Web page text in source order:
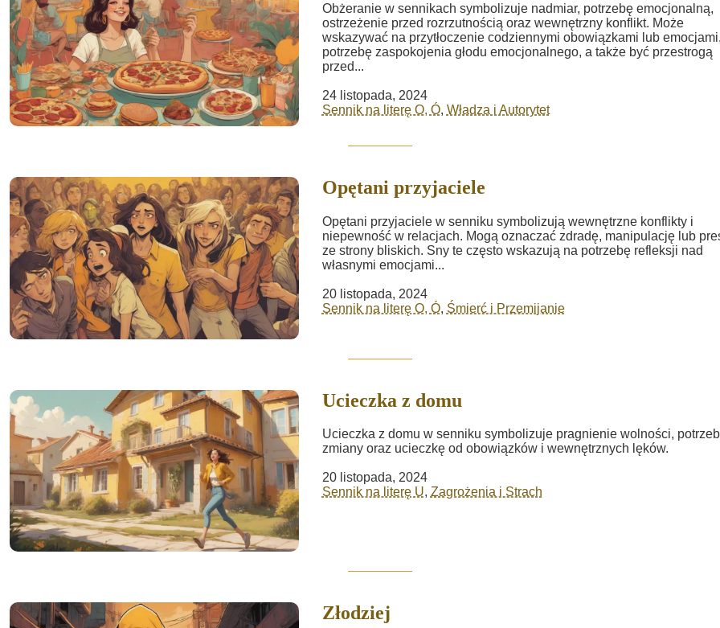
Obżeranie w sennikach symbolizuje nadmiar, potrzebę emocjonalną,
ostrzeżenie przed rozrzutnością oraz wewnętrzny konflikt. Może
wskazywać na przytłoczenie codziennymi obowiązkami lub
potrzebę zaspokojenia głodu emocjonalnego, a także być przestrogą
przed...
24 listopada, 2024
Sennik na literę O, Ó, Władza i Autorytet
Opętani przyjaciele
Opętani przyjaciele w senniku symbolizują wewnętrzne konflikty i
niepewność w relacjach. Mogą oznaczać zdradę, manipulację lub
ze strony bliskich. Sny te często wskazują na potrzebę refleksji nad
własnymi emocjami...
20 listopada, 2024
Sennik na literę O, Ó, Śmierć i Przemijanie
Ucieczka z domu
Ucieczka z domu w senniku symbolizuje pragnienie wolności,
zmiany oraz ucieczkę od obowiązków i wewnętrznych lęków.
20 listopada, 2024
Sennik na literę U, Zagrożenia i Strach
Złodziej